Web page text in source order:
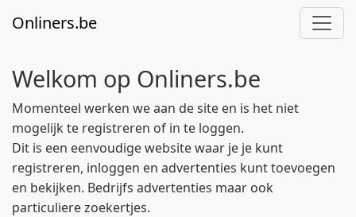
Onliners.be
Welkom op Onliners.be
Momenteel werken we aan de site en is het niet
mogelijk te registreren of in te loggen.
Dit is een eenvoudige website waar je je kunt
registreren, inloggen en advertenties kunt toevoegen
en bekijken. Bedrijfs advertenties maar ook
particuliere zoekertjes.